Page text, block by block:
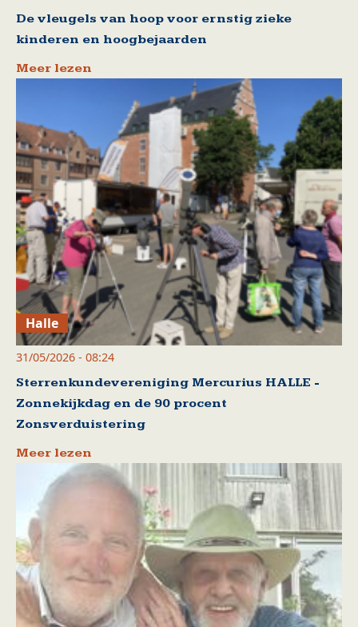
De vleugels van hoop voor ernstig zieke
kinderen en hoogbejaarden
Meer lezen
Halle
31/05/2026 - 08:24
Sterrenkundevereniging Mercurius HALLE -
Zonnekijkdag en de 90 procent
Zonsverduistering
Meer lezen